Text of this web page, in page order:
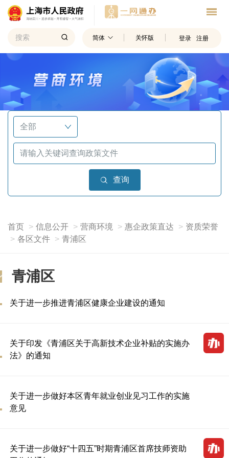
简体 关怀版 登录 注册
查询
首页 信息公开 营商环境 惠企政策直达
资质荣誉
各区文件
青浦区
青浦区
关于进一步推进青浦区健康企业建设的通知
关于印发《青浦区关于高新技术企业补贴的实施办
法》的通知
关于进一步做好本区青年就业创业见习工作的实施
意见
关于进一步做好“十四五”时期青浦区首席技师资助